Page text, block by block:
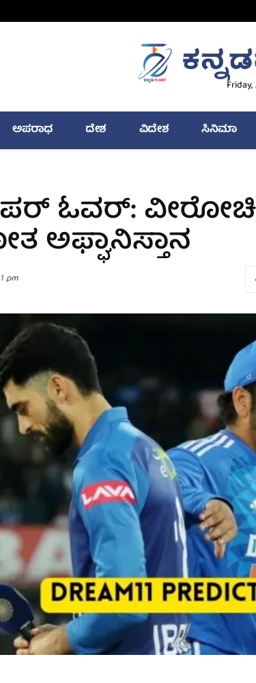
ಅಪರಾಧ ದೇಶ ವಿದೇಶ ಸಿನಿಮಾ
ಓವರ್:
pm